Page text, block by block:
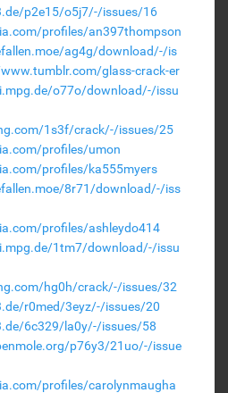
p2e15/o5j7/-/issues/16
profiles/an397thompson
ag4g/download/-/is
glass-crack-er
o77o/download/-/issu
1s3f/crack/-/issues/25
profiles/umon
profiles/ka555myers
8r71/download/-/iss
profiles/ashleydo414
1tm7/download/-/issu
hg0h/crack/-/issues/32
r0med/3eyz/-/issues/20
6c329/la0y/-/issues/58
p76y3/21uo/-/issue
profiles/carolynmaugha